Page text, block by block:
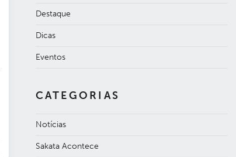
Destaque
Dicas
Eventos
CATEGORIAS
Notícias
Sakata Acontece